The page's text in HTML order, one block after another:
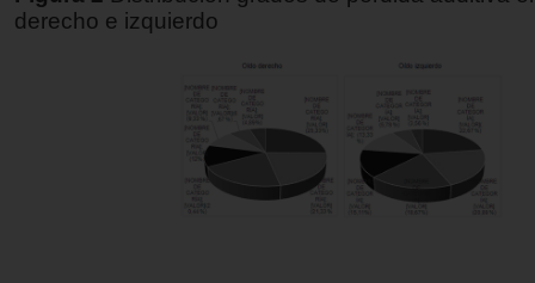
derecho e izquierdo